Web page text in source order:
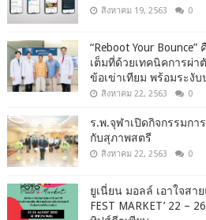
สิงหาคม 19, 2563 0
“Reboot Your
เต็มที่ด้วยเทคนิคการผ่า
ข้อเข่าเทียม พร้อมระงับ
สิงหาคม 22, 2563 0
ร.พ.จุฬาเปิดกิจกรรมกา
กับสุภาพสตรี
สิงหาคม 22, 2563 0
ยูเนี่ยน มอลล์ เอาใจสาย
FEST MARKET’ 22